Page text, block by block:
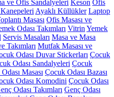
ve Ofis Sandalyeleri Keson Ofis
Ayaklı Küllükler Laptop
Masası Ofis Masası ve
Odası Takımları Vitrin Yemek
Servis Masaları Masa ve Masa
Takımları Mutfak Masası ve
Odası Duvar Stickerları Çocuk
Odası Sandalyeleri Çocuk
Masası Çocuk Odası Bazası
Odası Komodini Çocuk Odası
Odası Takımları Genç Odası